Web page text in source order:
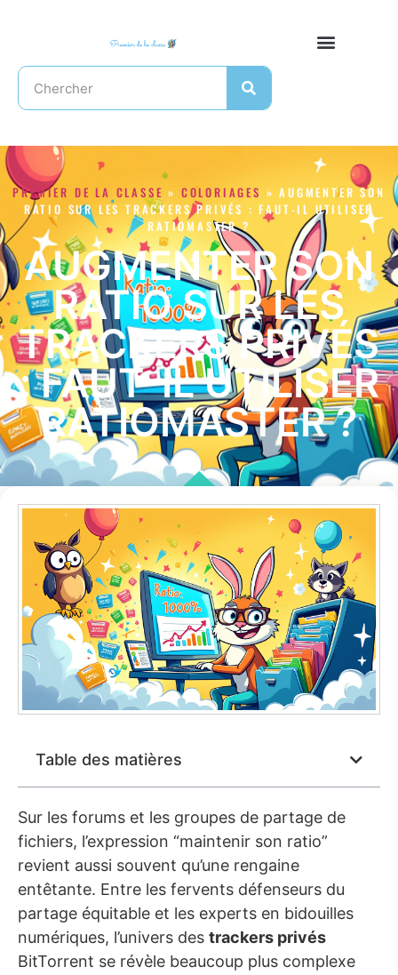
PREMIER DE LA CLASSE » COLORIAGES »AUGMENTER SON
RATIO SUR LES TRACKERS PRIVÉS : FAUT-IL UTILISER
RATIOMASTER ?
AUGMENTER SON
RATIO SUR LES
TRACKERS PRIVÉS
: FAUT-IL UTILISER
RATIOMASTER ?
Table des matières
Sur les forums et les groupes de partage de
fichiers, l’expression “maintenir son ratio”
revient aussi souvent qu’une rengaine
entêtante. Entre les fervents défenseurs du
partage équitable et les experts en bidouilles
numériques, l’univers des trackers privés
BitTorrent se révèle beaucoup plus complexe